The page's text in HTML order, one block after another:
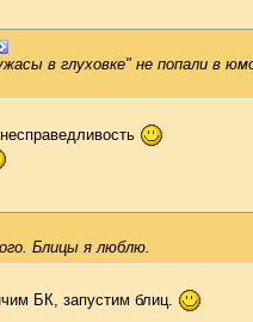
в глуховке" не попали в
Блицы я люблю.
БК, запустим блиц.